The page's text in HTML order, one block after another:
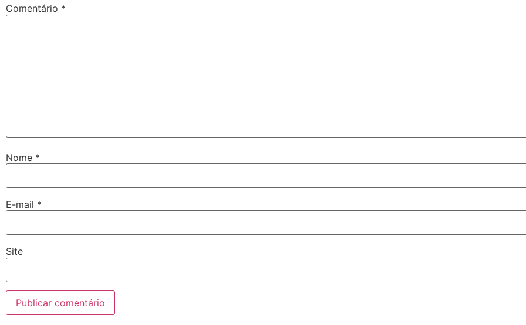
Comentário *
Nome *
E-mail *
Site